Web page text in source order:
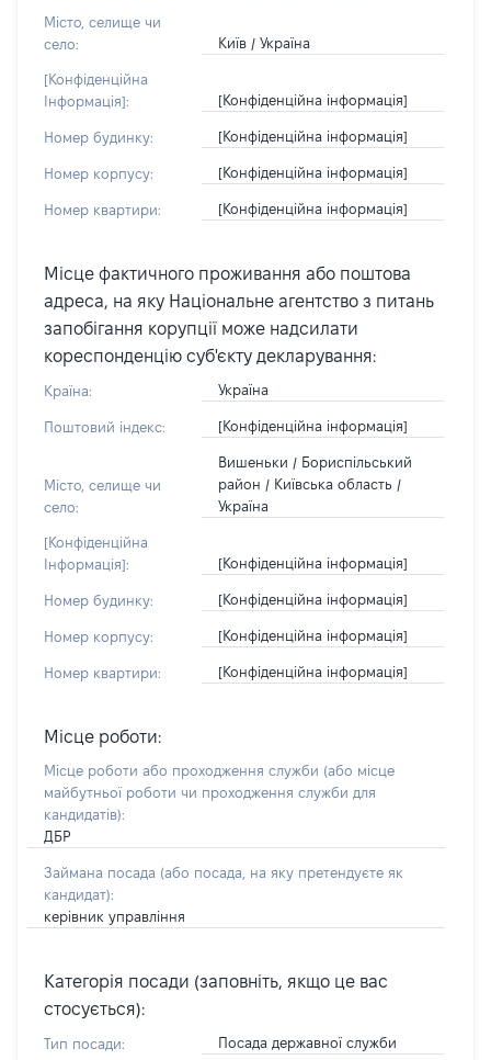
Місто, селище чи
село:
Київ / Україна
[Конфіденційна
Інформація]:
[Конфіденційна інформація]
Номер будинку: [Конфіденційна інформація]
Номер корпусу: [Конфіденційна інформація]
Номер квартири: [Конфіденційна інформація]
Місце фактичного проживання або поштова
адреса, на яку Національне агентство з питань
запобігання корупції може надсилати
кореспонденцію суб'єкту декларування:
Країна: Україна
Поштовий індекс: [Конфіденційна інформація]
Місто, селище чи
село:
Вишеньки / Бориспільський
район / Київська область /
Україна
[Конфіденційна
Інформація]:
[Конфіденційна інформація]
Номер будинку: [Конфіденційна інформація]
Номер корпусу: [Конфіденційна інформація]
Номер квартири: [Конфіденційна інформація]
Місце роботи:
Місце роботи або проходження служби (або місце
майбутньої роботи чи проходження служби для
кандидатів):
ДБР
Займана посада (або посада, на яку претендуєте як
кандидат):
керівник управління
Категорія посади (заповніть, якщо це вас
стосується):
Тип посади: Посада державної служби